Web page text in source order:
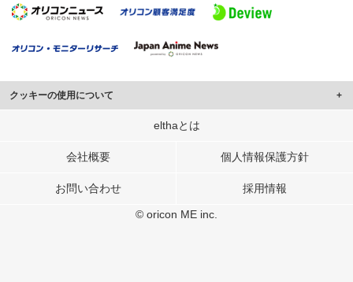
クッキーの使用について
このサイトでは Cookie を使用して、ユーザーに合わせたコンテンツや広告の
行っています。
メディアや広告配信、データ解析の各パートナーに提供しています。
elthaとは
会社概要 個人情報保護方針
お問い合わせ 採用情報
© oricon ME inc.